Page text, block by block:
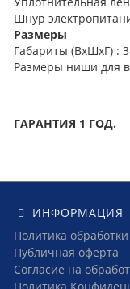
Шнур
Размеры
Габариты (ВхШхГ) :
Размеры ниши для
ГАРАНТИЯ 1 ГОД.
ИНФОРМАЦИЯ
Политика
Публичная оферта
Согласие на